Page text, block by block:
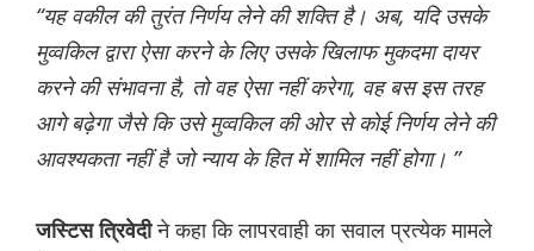
“यह वकील की तुरंत निर्णय लेने की शक्ति है। अब, यदि उसके
मुव्वकिल द्वारा ऐसा करने के लिए उसके खिलाफ मुकदमा दायर
करने की संभावना है, तो वह ऐसा नहीं करेगा, वह बस इस तरह
आगे बढ़ेगा जैसे कि उसे मुव्वकिल की ओर से कोई निर्णय लेने की
आवश्यकता नहीं है जो न्याय के हित में शामिल नहीं होगा। ”
जस्टिस त्रिवेदीने कहा कि लापरवाही का सवाल प्रत्येक मामले